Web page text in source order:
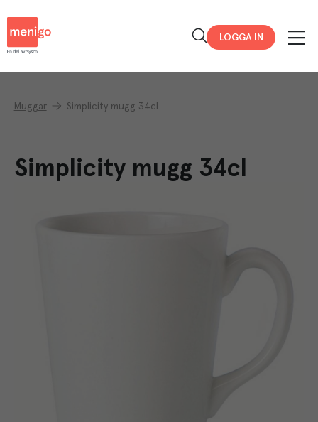
LOGGA IN
Muggar Simplicity mugg 34cl
Simplicity mugg 34cl